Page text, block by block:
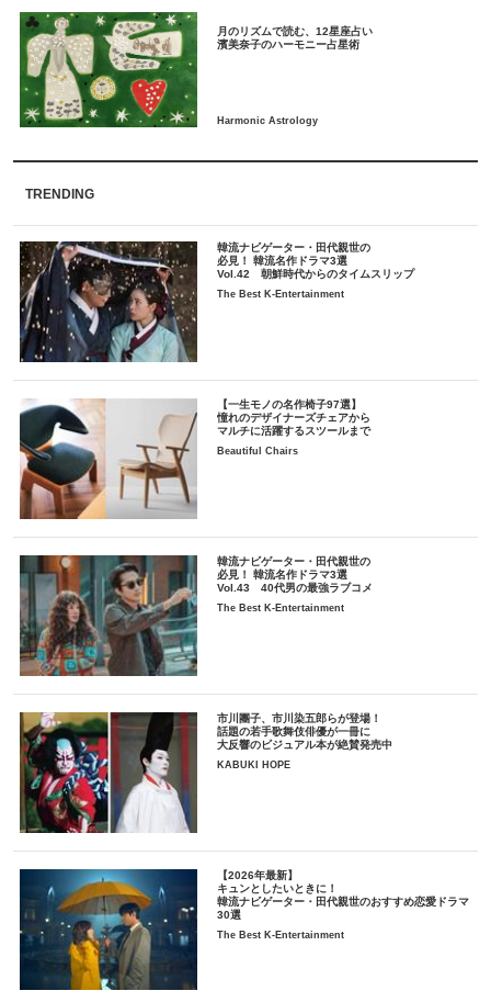
月のリズムで読む、12星座占い
TRENDING
韓流ナビゲーター・田代親世の
必見！ 韓流名作ドラマ3選
Vol.42 朝鮮時代からのタイムスリップ
The Best K-Entertainment
【一生モノの名作椅子97選】
憧れのデザイナーズチェアから
マルチに活躍するスツールまで
Beautiful Chairs
韓流ナビゲーター・田代親世の
必見！ 韓流名作ドラマ3選
Vol.43 40代男の最強ラブコメ
The Best K-Entertainment
市川團子、市川染五郎らが登場！
話題の若手歌舞伎俳優が一冊に
大反響のビジュアル本が絶賛発売中
KABUKI HOPE
【2026年最新】
キュンとしたいときに！
韓流ナビゲーター・田代親世のおすすめ恋愛ドラマ
30選
The Best K-Entertainment